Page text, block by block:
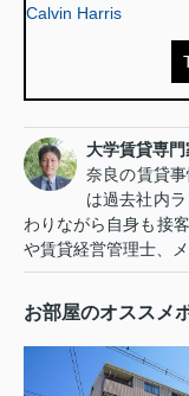
Calvin Harris
大学賃貸専門
奈良の賃貸
は過去社内
わりながら自身も接
や賃貸経営管理士、
お部屋のオススメ